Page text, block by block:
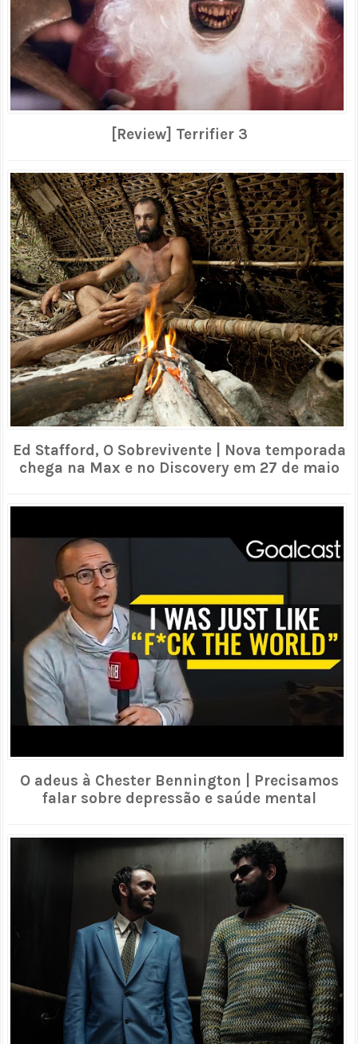
[Review] Terrifier 3
Ed Stafford, O Sobrevivente | Nova temporada
chega na Max e no Discovery em 27 de maio
O adeus à Chester Bennington | Precisamos
falar sobre depressão e saúde mental